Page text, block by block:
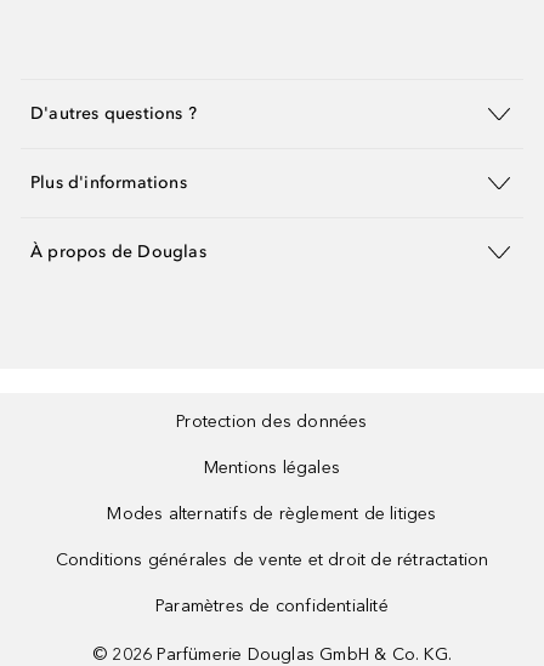
D'autres questions ?
Plus d'informations
À propos de Douglas
Protection des données
Mentions légales
Modes alternatifs de règlement de litiges
Conditions générales de vente et droit de rétractation
Paramètres de confidentialité
© 2026 Parfümerie Douglas GmbH & Co. KG.